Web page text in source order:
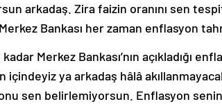
arkadaş. Zira faizin oranını sen
Bankası her zaman enflasyon
Merkez Bankası’nın açıkladığı
içindeyiz ya arkadaş hâlâ
sen belirlemiyorsun. Enflasyon